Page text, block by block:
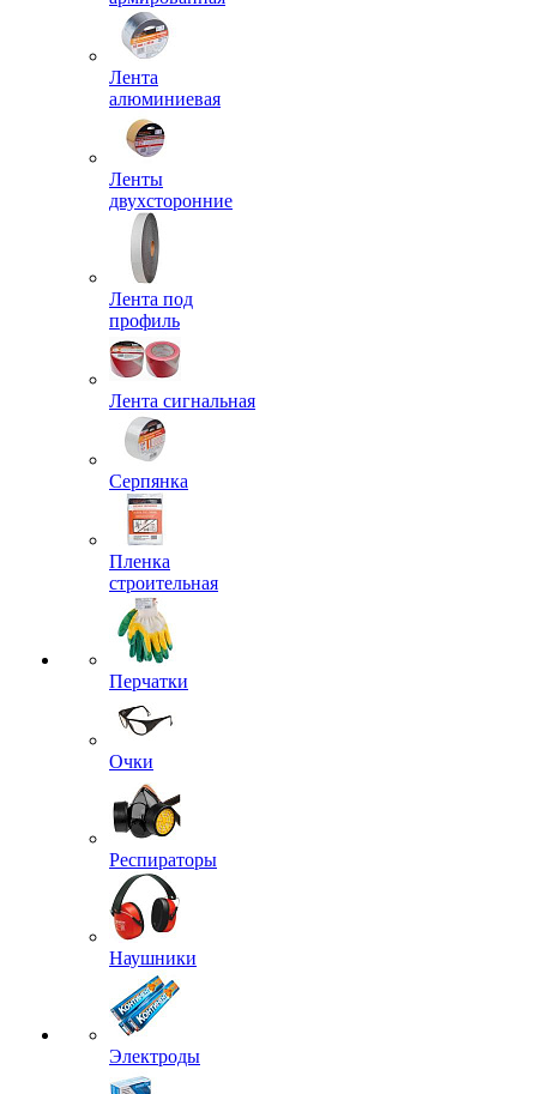
Лента
алюминиевая
Ленты
двухсторонние
Лента под
профиль
Лента сигнальная
Серпянка
Пленка
строительная
Перчатки
Очки
Респираторы
Наушники
Электроды